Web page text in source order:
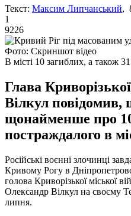
Текст: Максим Липчанський,
1
9226
Фото: Скриншот відео
В місті 10 загиблих, а також
Глава
Вілкул повідомив,
щонайменше про
постраждалого в
Російські воєнні злочинці
Кривому Рогу в
голова Криворізької міської
Олександр Вілкул на своєму
липня.